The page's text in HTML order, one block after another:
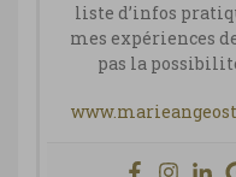
liste d’infos
mes expériences
pas la